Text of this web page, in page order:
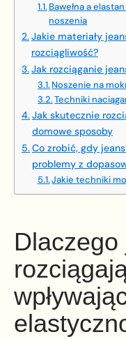
Bawełna a
noszenia
Jakie materiały
rozciągliwość?
Jak rozciąganie
Noszenie na
Techniki
Jak skutecznie
domowe sposoby
Co zrobić, gdy
problemy z
Jakie techniki